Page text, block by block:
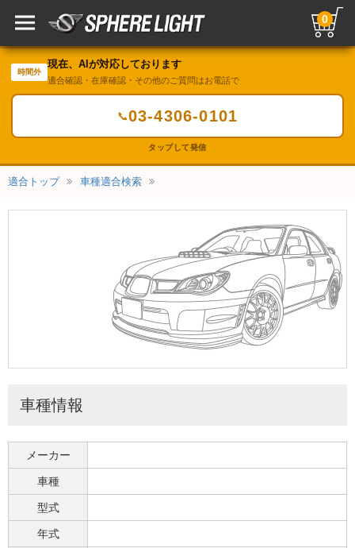
0
時間外
現在、AIが対応しております
適合確認・在庫確認・その他のご質問はお電話で
📞03-4306-0101
タップして発信
適合トップ 車種適合検索
車種情報
メーカー
車種
型式
年式